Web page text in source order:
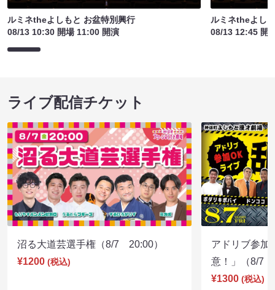
ルミネtheよしもと お盆特別興行
08/13 10:30 開場 11:00 開演
ルミネtheよし
08/13 12:45 開
ライブ配信チケット
沼る大道芸選手権（8/7 20:00）
¥1200 (税込)
アドリブ参加
意！」（8/7
¥1300 (税込)